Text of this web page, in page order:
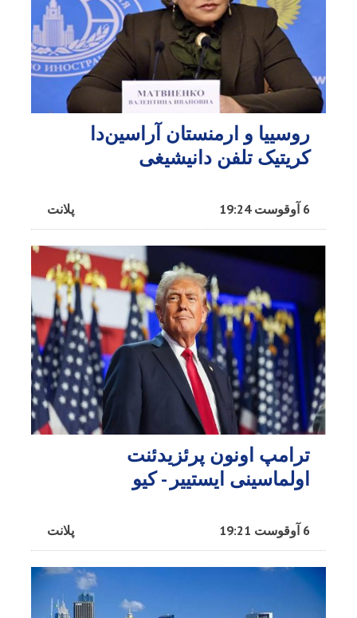
روسییا و ارمنستان آراسین‌دا
کریتیک تلفن دانیشیغی
پلانت 6 آوقوست 19:24
ترامپ اونون پرئزیدئنت
اولماسینی ایستییر - کیو
پلانت 6 آوقوست 19:21